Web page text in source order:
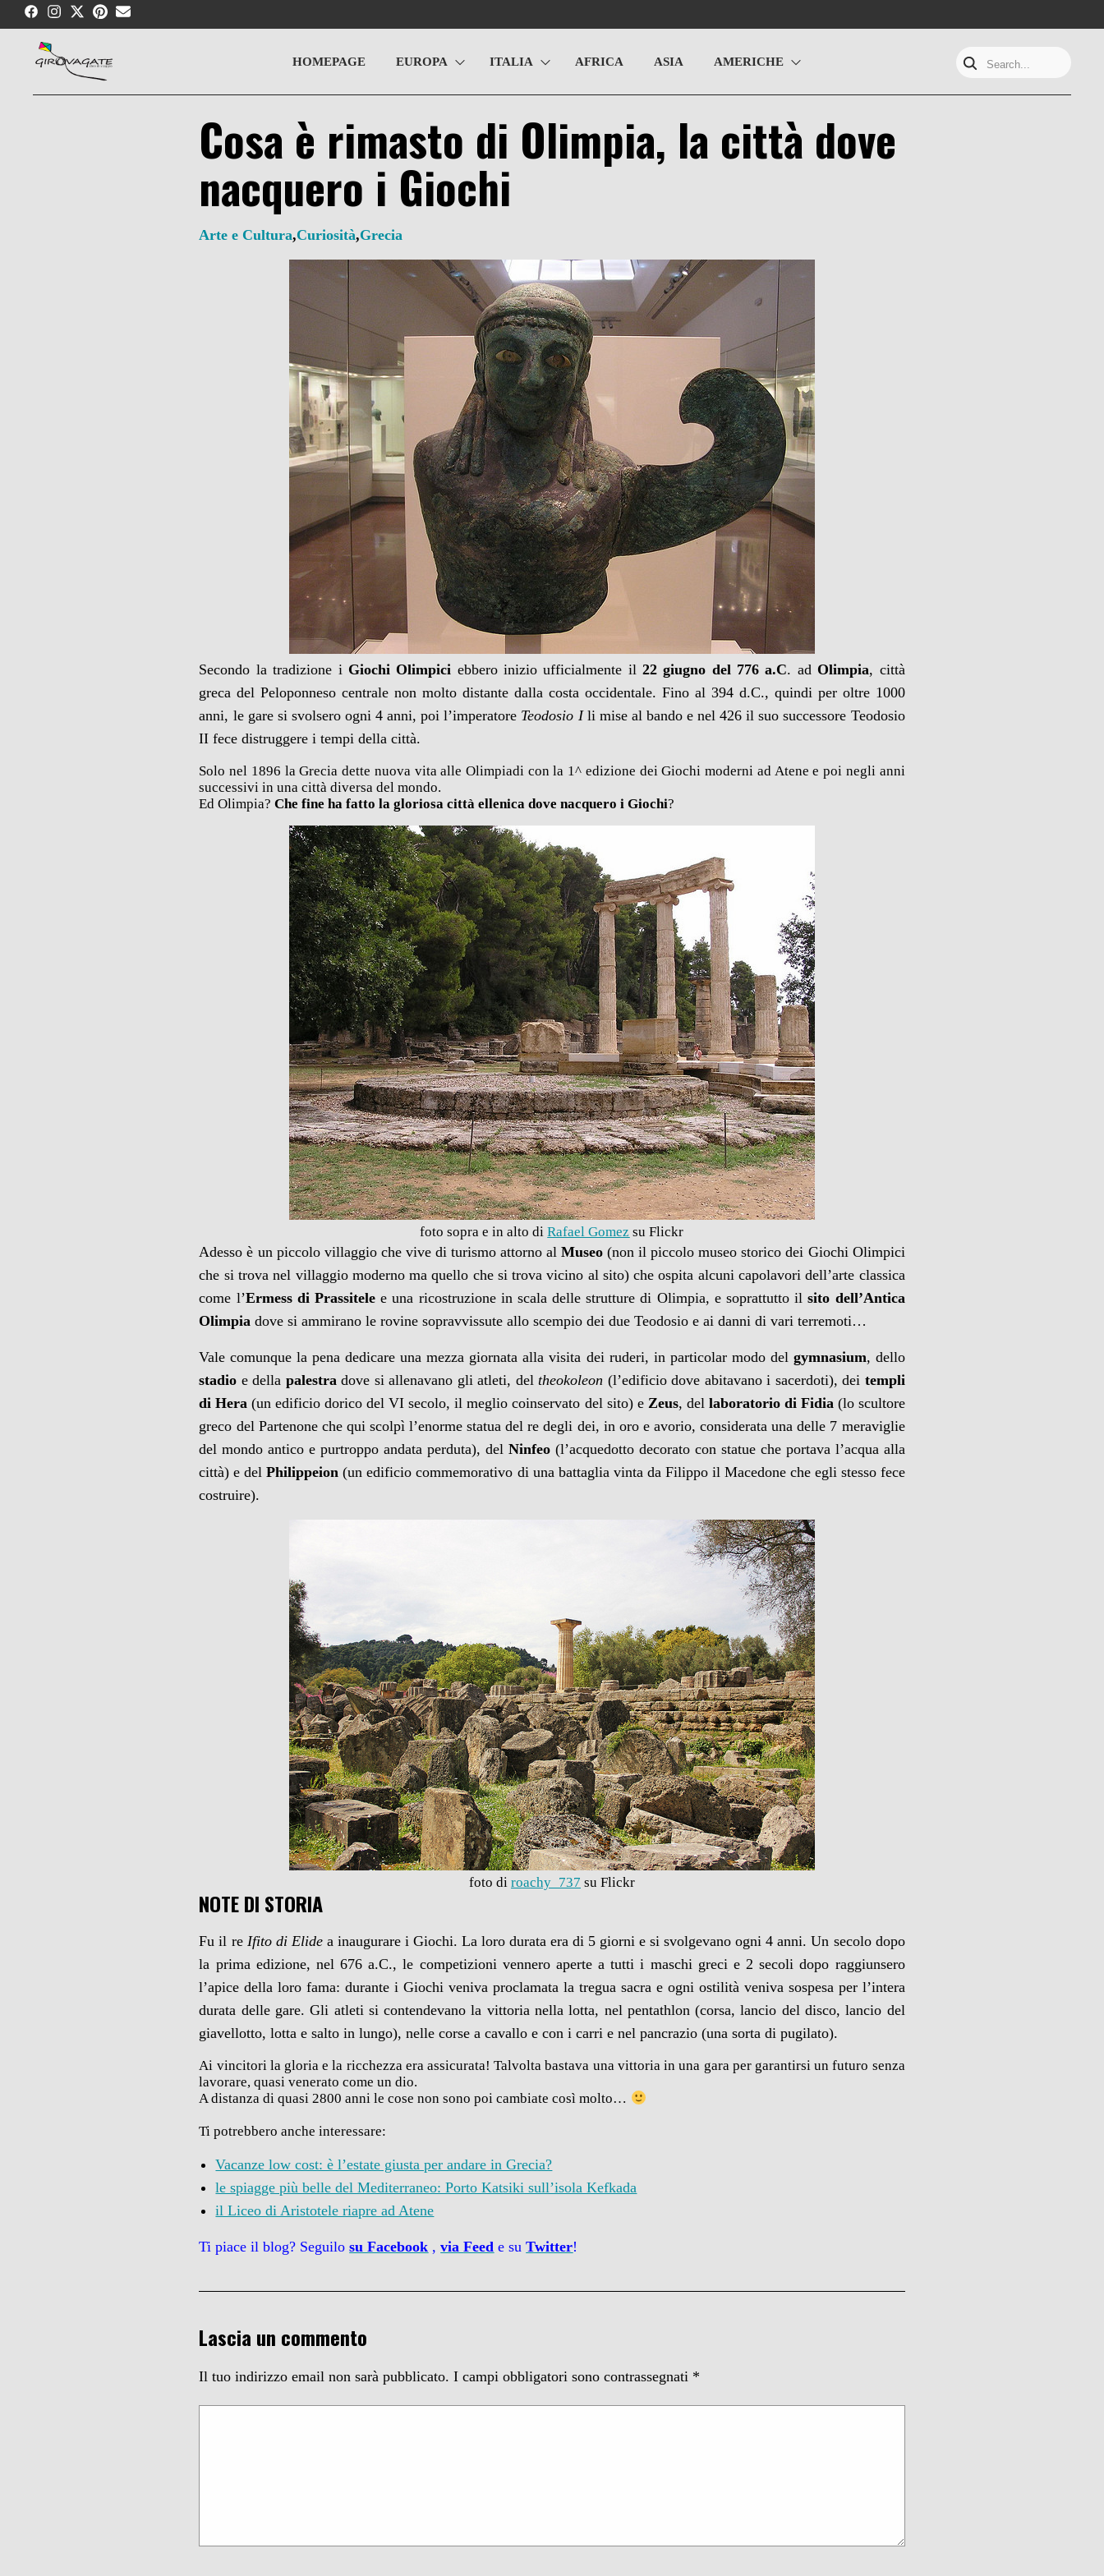
Skip
content
HOMEPAGE EUROPA ITALIA AFRICA ASIA AMERICHE
Search...
Cosa è rimasto di Olimpia, la città dove
nacquero i Giochi
Arte e Cultura,Curiosità,Grecia
Secondo la tradizione i Giochi Olimpici ebbero inizio ufficialmente il22 giugno del 776 a.C. ad Olimpia, città
greca del Peloponneso centrale non molto distante dalla costa occidentale. Fino al 394 d.C., quindi per oltre 1000
anni, le gare si svolsero ogni 4 anni, poi l’imperatore Teodosio Ili mise al bando e nel 426 il suo successore Teodosio
II fece distruggere i tempi della città.
Solo nel 1896 la Grecia dette nuova vita alle Olimpiadi con la 1^ edizione dei Giochi moderni ad Atene e poi negli anni
successivi in una città diversa del mondo.
Ed Olimpia? Che fine ha fatto la gloriosa città ellenica dove nacquero i Giochi?
foto sopra e in alto diRafael Gomez su Flickr
Adesso è un piccolo villaggio che vive di turismo attorno alMuseo(non il piccolo museo storico dei Giochi Olimpici
che si trova nel villaggio moderno ma quello che si trova vicino al sito) che ospita alcuni capolavori dell’arte classica
come l’Ermess di Prassitele e una ricostruzione in scala delle strutture di Olimpia, e soprattutto ilsito dell’Antica
Olimpia dove si ammirano le rovine sopravvissute allo scempio dei due Teodosio e ai danni di vari terremoti…
Vale comunque la pena dedicare una mezza giornata alla visita dei ruderi, in particolar modo del gymnasium, dello
stadio e della palestradove si allenavano gli atleti, deltheokoleon (l’edificio dove abitavano i sacerdoti), dei templi
di Hera(un edificio dorico del VI secolo, il meglio coinservato del sito) e Zeus, del laboratorio di Fidia(lo scultore
greco del Partenone che qui scolpì l’enorme statua del re degli dei, in oro e avorio, considerata una delle 7 meraviglie
del mondo antico e purtroppo andata perduta), del Ninfeo (l’acquedotto decorato con statue che portava l’acqua alla
città) e delPhilippeion(un edificio commemorativo di una battaglia vinta da Filippo il Macedone che egli stesso fece
costruire).
foto di roachy_737 su Flickr
NOTE DI STORIA
Fu il re Ifito di Elidea inaugurare i Giochi. La loro durata era di 5 giorni e si svolgevano ogni 4 anni. Un secolo dopo
la prima edizione, nel 676 a.C., le competizioni vennero aperte a tutti i maschi greci e 2 secoli dopo raggiunsero
l’apice della loro fama: durante i Giochi veniva proclamata la tregua sacra e ogni ostilità veniva sospesa per l’intera
durata delle gare. Gli atleti si contendevano la vittoria nella lotta, nel pentathlon (corsa, lancio del disco, lancio del
giavellotto, lotta e salto in lungo), nelle corse a cavallo e con i carri e nel pancrazio (una sorta di pugilato).
Ai vincitori la gloria e la ricchezza era assicurata! Talvolta bastava una vittoria in una gara per garantirsi un futuro senza
lavorare, quasi venerato come un dio.
A distanza di quasi 2800 anni le cose non sono poi cambiate così molto…
Ti potrebbero anche interessare:
Vacanze low cost: è l’estate giusta per andare in Grecia?
le spiagge più belle del Mediterraneo: Porto Katsiki sull’isola Kefkada
il Liceo di Aristotele riapre ad Atene
Ti piace il blog? Seguilo su Facebook ,viaFeed e suTwitter!
Lascia un commento
Il tuo indirizzo email non sarà pubblicato. I campi obbligatori sono contrassegnati *